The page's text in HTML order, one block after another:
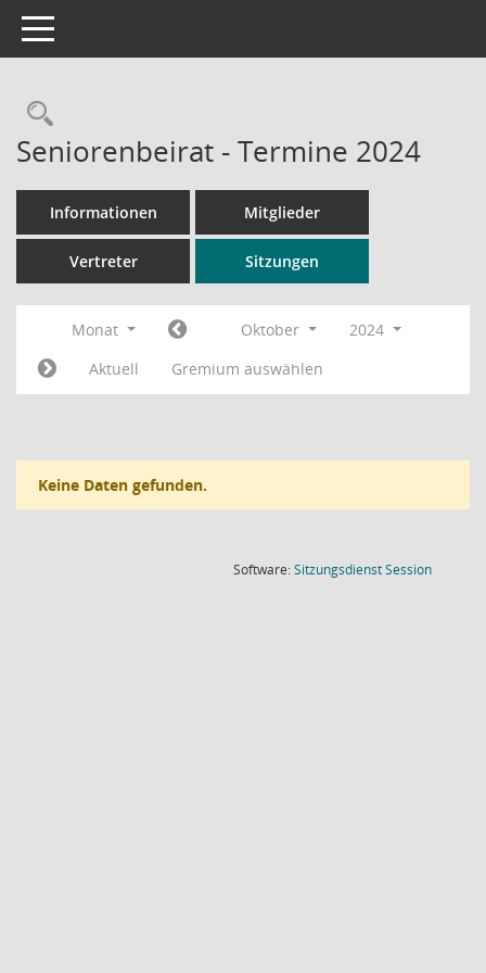
Toggle navigation
Rechercheauswahl
Seniorenbeirat - Termine 2024
Informationen Mitglieder
Vertreter Sitzungen
Monat Oktober
2024
Aktuell
Gremium auswählen
Keine Daten gefunden.
Software:SitzungsdienstSession(Wird in